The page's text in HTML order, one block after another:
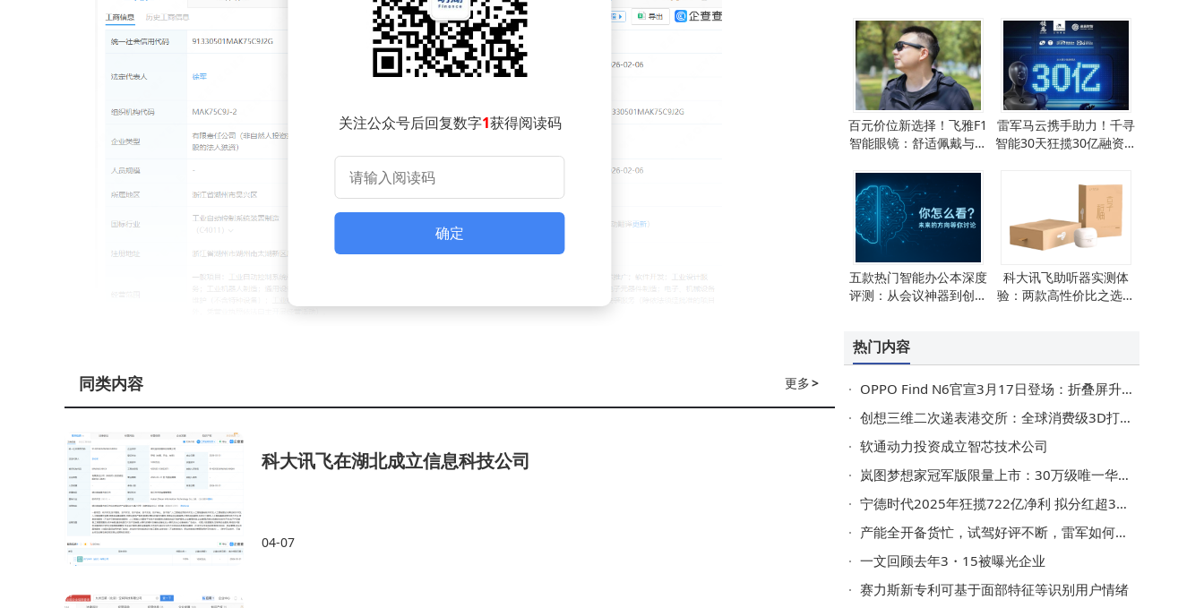
关注公众号后回复数字1获得阅读码
确定
更多>
同类内容
科大讯飞在湖北成立信息科技公司
04-07
百元价位新选择！飞雅F1
智能眼镜：舒适佩戴与卓
雷军马云携手助力！千寻
智能30天狂揽30亿融资，
五款热门智能办公本深度
评测：从会议神器到创作
科大讯飞助听器实测体
验：两款高性价比之选，
热门内容
OPPO Find N6官宣3月17日登场：折叠屏升级+旗舰配置，起售价或8999元
创想三维二次递表港交所：全球消费级3D打印市场领先，近年利润波动引关注
软通动力投资成立智芯技术公司
岚图梦想家冠军版限量上市：30万级唯一华为智驾MPV，续航超1400km
宁德时代2025年狂揽722亿净利 拟分红超315亿 储能成新增长极
产能全开备货忙，试驾好评不断，雷军如何让小米SU7交付“加速跑”？
一文回顾去年3・15被曝光企业
赛力斯新专利可基于面部特征等识别用户情绪